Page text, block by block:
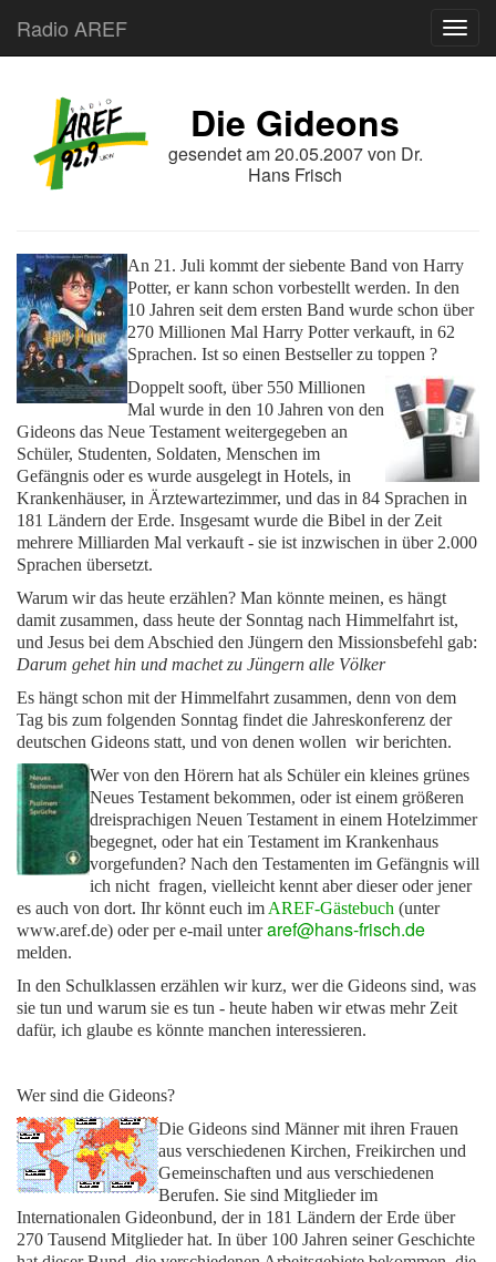
Radio AREF
Die Gideons
gesendet am20.05.2007von Dr.
Hans Frisch
An 21 . Juli kommt der siebente Band von Harry
Potter, er kann schon vorbestellt werden. In den
10 Jahren seit dem ersten Band wurde schon über
270 Millionen Mal Harry Potter verkauft, in 62
Sprachen. Ist so einen Bestseller zu toppen ?
Doppelt sooft, über 550 Millionen
Mal wurde in den 10 Jahren von den
Gideons das Neue Testament weitergegeben an
Schüler, Studenten, Soldaten, Menschen im
Gefängnis oder es wurde ausgelegt in Hotels, in
Krankenhäuser, in Ärztewartezimmer, und das in 84 Sprachen in
181 Ländern der Erde. Insgesamt wurde die Bibel in der Zeit
mehrere Milliarden Mal verkauft - sie ist inzwischen in über 2.000
Sprachen übersetzt.
Warum wir das heute erzählen? Man könnte meinen, es hängt
damit zusammen, dass heute der Sonntag nach Himmelfahrt ist,
und Jesus bei dem Abschied den Jüngern den Missionsbefehl gab:
Darum gehet hin und machet zu Jüngern alle Völker
Es hängt schon mit der Himmelfahrt zusammen, denn von dem
Tag bis zum folgenden Sonntag findet die Jahreskonferenz der
deutschen Gideons statt, und von denen wollen wir berichten.
Wer von den Hörern hat als Schüler ein kleines grünes
Neues Testament bekommen, oder ist einem größeren
dreisprachigen Neuen Testament in einem Hotelzimmer
begegnet, oder hat ein Testament im Krankenhaus
vorgefunden? Nach den Testamenten im Gefängnis will
ich nicht fragen, vielleicht kennt aber dieser oder jener
es auch von dort. Ihr könnt euch im AREF-Gästebuch (unter
www.aref.de) oder per e-mail unteraref@hans-frisch.de
melden.
In den Schulklassen erzählen wir kurz, wer die Gideons sind, was
sie tun und warum sie es tun - heute haben wir etwas mehr Zeit
dafür, ich glaube es könnte manchen interessieren.
Wer sind die Gideons?
Die Gideons sind Männer mit ihren Frauen
aus verschiedenen Kirchen, Freikirchen und
Gemeinschaften und aus verschiedenen
Berufen. Sie sind Mitglieder im
Internationalen Gideonbund, der in 181 Ländern der Erde über
270 Tausend Mitglieder hat. In über 100 Jahren seiner Geschichte